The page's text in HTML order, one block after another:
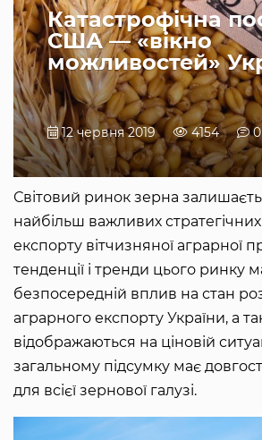
Катастрофічна
США — «вікно
можливостей»
12 червня 2019 4154 0
Світовий ринок зерна
найбільш важливих
експорту вітчизняної аграрної
тенденції і тренди цього ринку
безпосередній вплив на стан
аграрного експорту України, а
відображаються на ціновій
загальному підсумку має
для всієї зернової галузі.